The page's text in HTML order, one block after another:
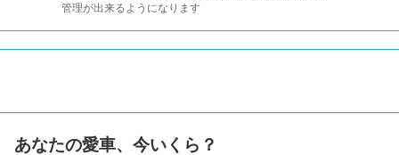
管理が出来るようになります
あなたの愛車、今いくら？